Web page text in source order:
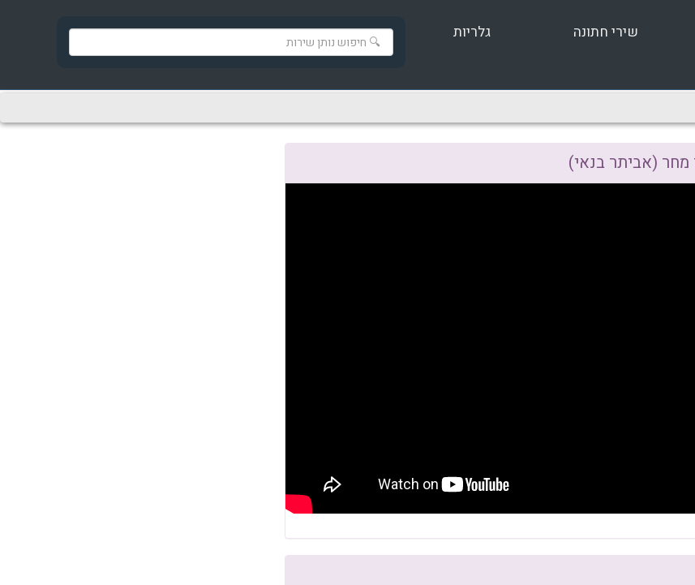
שירי חתונה גלריות
(אביתר בנאי)